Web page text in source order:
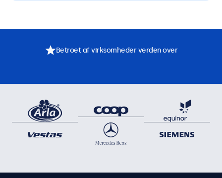
Betroet af virksomheder verden over